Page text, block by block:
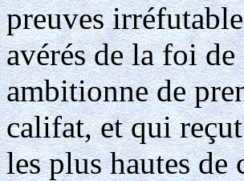
preuves
avérés de la foi
ambitionne de
califat, et qui
les plus hautes